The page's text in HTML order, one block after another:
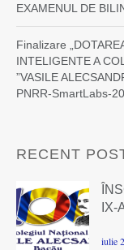
EXAMENUL DE
Finalizare
INTELIGENTE A
”VASILE
PNRR-SmartLabs-
RECENT
IX-
iulie